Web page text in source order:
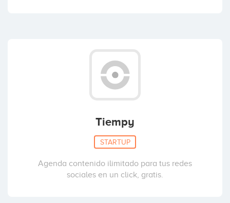
Tiempy
STARTUP
Agenda contenido ilimitado para tus redes
sociales en un click, gratis.